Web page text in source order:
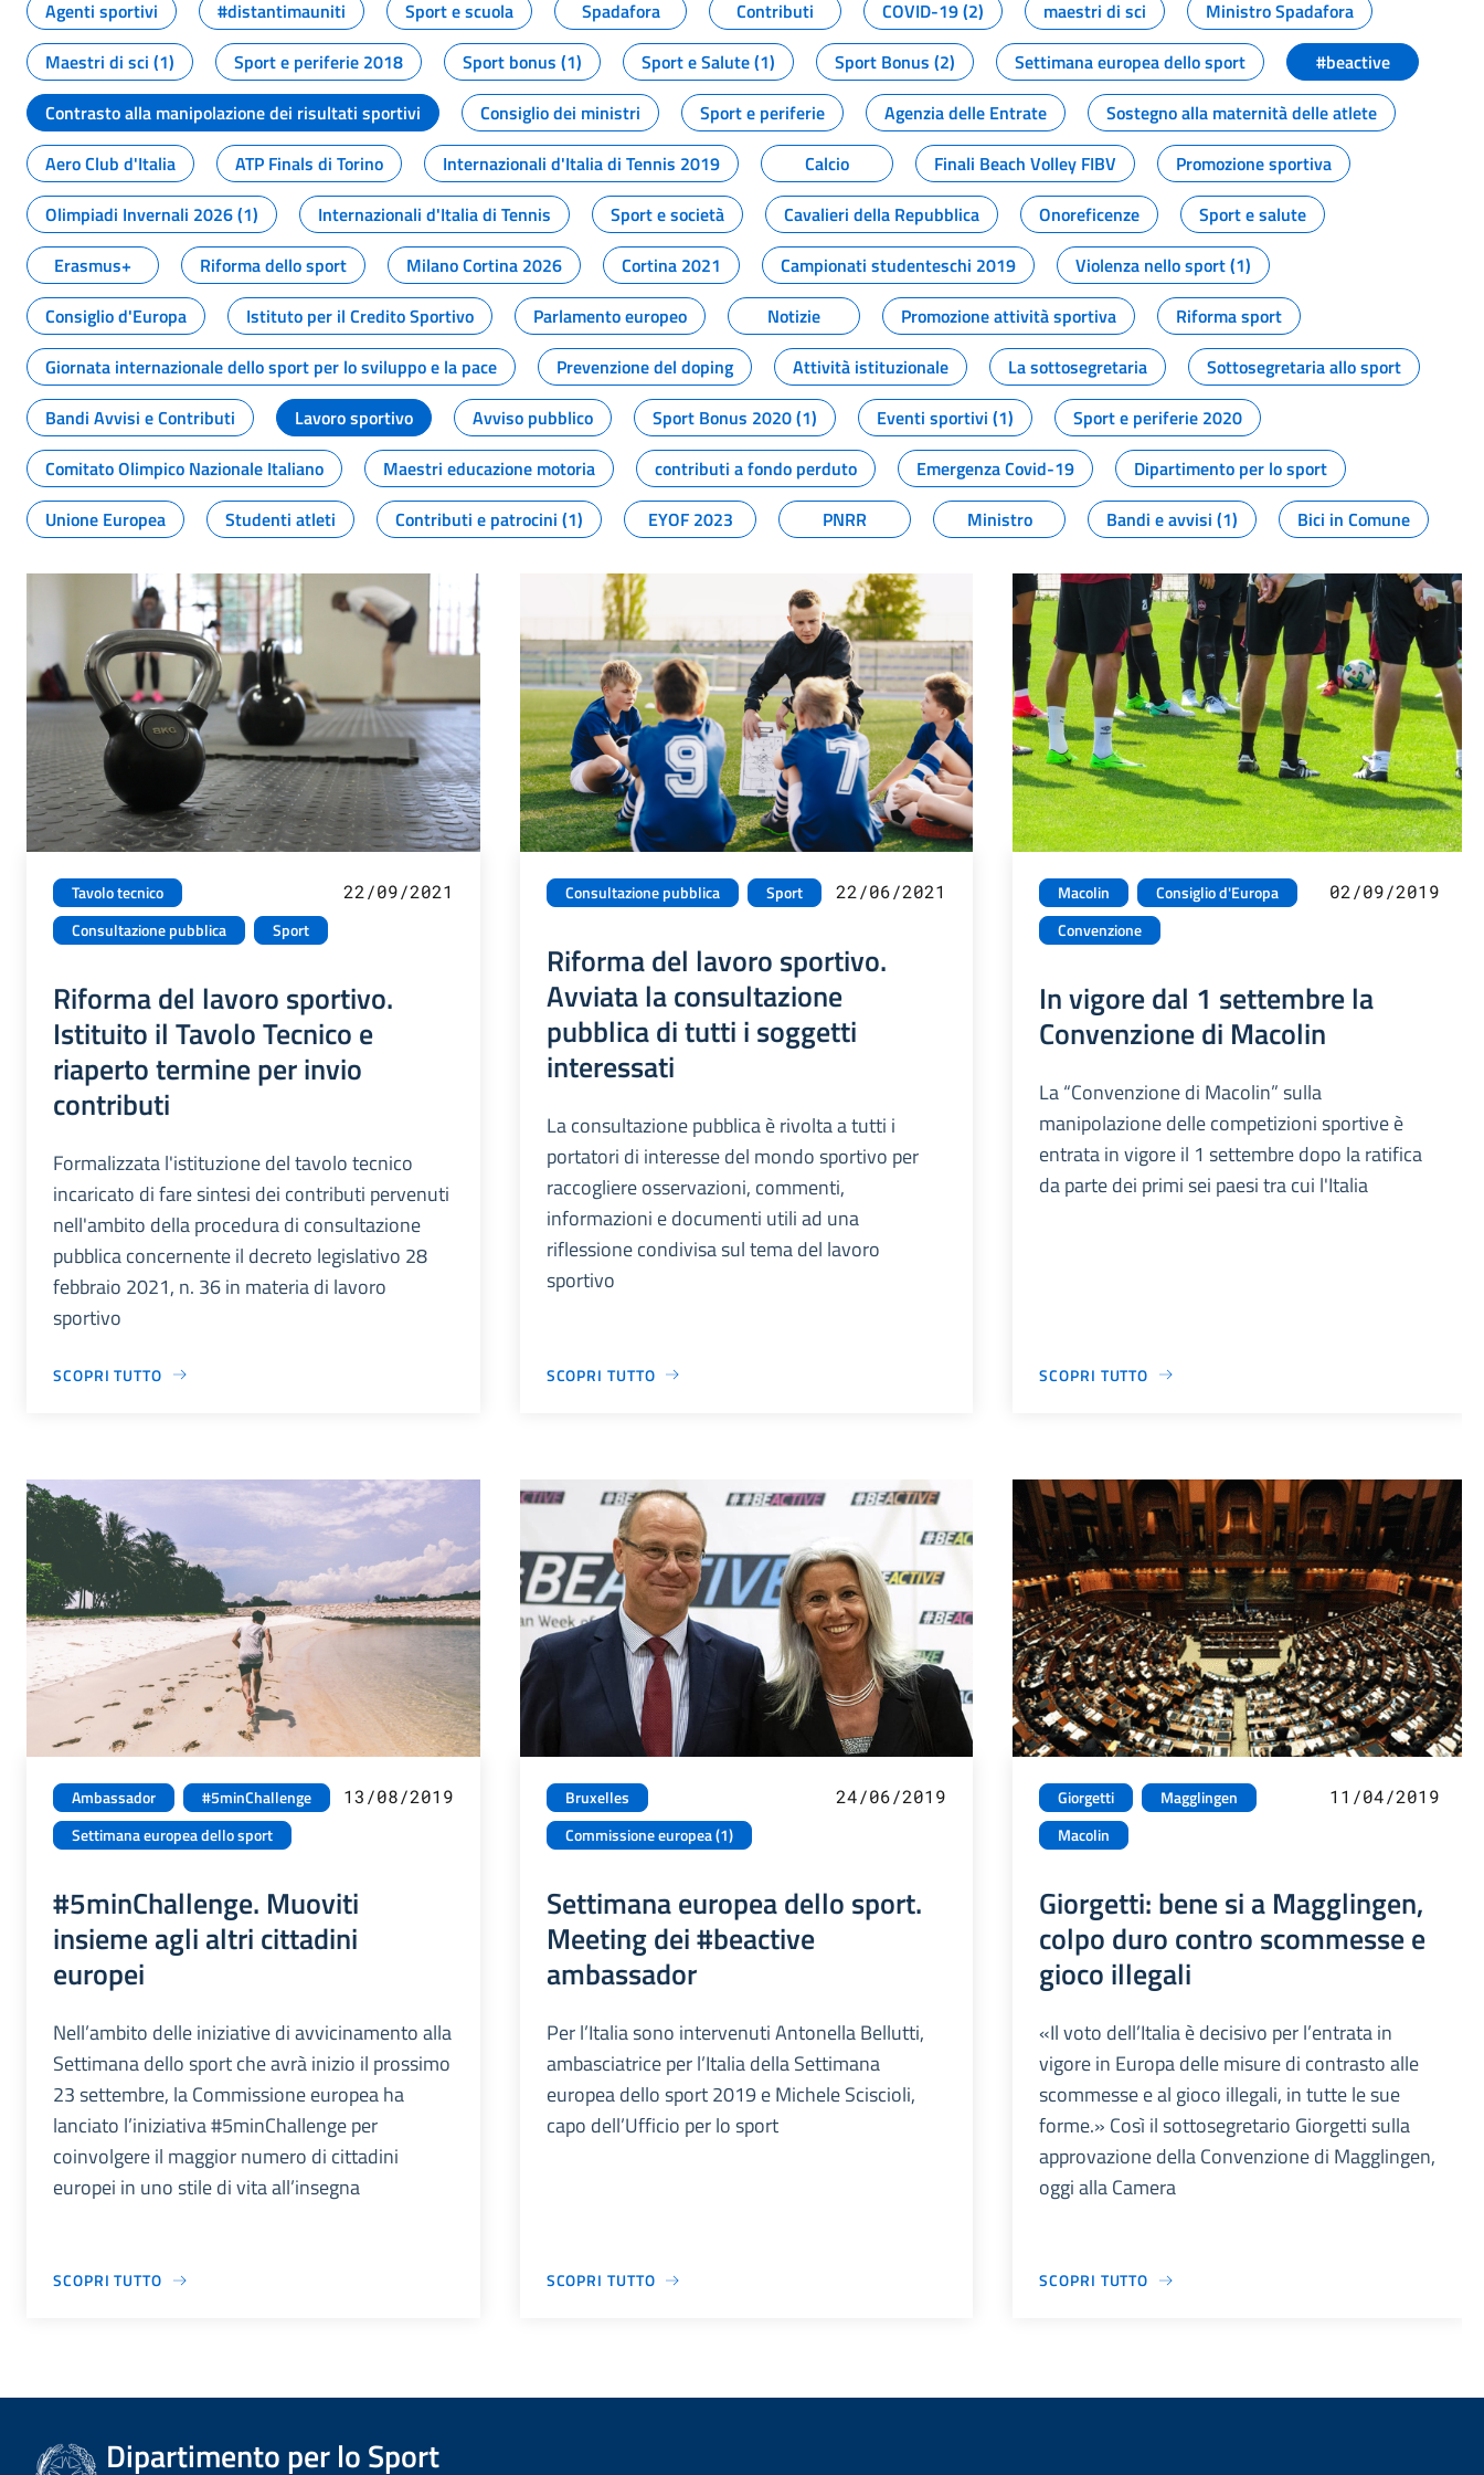
Agenti sportivi
#distantimauniti Sport e scuola Spadafora Contributi COVID-19 (2) maestri di sci
Ministro Spadafora
Maestri di sci (1)
Sport e periferie 2018 Sport bonus (1) Sport e Salute (1) Sport Bonus (2) Settimana europea dello sport
#beactive
Contrasto alla manipolazione dei risultati sportivi
Consiglio dei ministri Sport e periferie Agenzia delle Entrate
Sostegno alla maternità delle atlete
Aero Club d'Italia
ATP Finals di Torino Internazionali d'Italia di Tennis 2019 Calcio Finali Beach Volley FIBV
Promozione sportiva
Olimpiadi Invernali 2026 (1)
Internazionali d'Italia di Tennis Sport e società Cavalieri della Repubblica Onoreficenze
Sport e salute
Erasmus+
Riforma dello sport Milano Cortina 2026 Cortina 2021 Campionati studenteschi 2019
Violenza nello sport (1)
Consiglio d'Europa
Istituto per il Credito Sportivo Parlamento europeo Notizie Promozione attività sportiva
Riforma sport
Giornata internazionale dello sport per lo sviluppo e la pace
Prevenzione del doping Attività istituzionale La sottosegretaria
Sottosegretaria allo sport
Bandi Avvisi e Contributi
Lavoro sportivo Avviso pubblico Sport Bonus 2020 (1) Eventi sportivi (1)
Sport e periferie 2020
Comitato Olimpico Nazionale Italiano
Maestri educazione motoria contributi a fondo perduto Emergenza Covid-19
Dipartimento per lo sport
Unione Europea
Studenti atleti Contributi e patrocini (1) EYOF 2023 PNRR Ministro Bandi e avvisi (1) Bici in Comune
Tavolo tecnico
Consultazione pubblica
Sport
22/09/2021
Riforma del lavoro sportivo.
Istituito il Tavolo Tecnico e
riaperto termine per invio
contributi
Formalizzata l'istituzione del tavolo tecnico
incaricato di fare sintesi dei contributi pervenuti
nell'ambito della procedura di consultazione
pubblica concernente il decreto legislativo 28
febbraio 2021, n. 36 in materia di lavoro
sportivo
SCOPRI TUTTO
Consultazione pubblica Sport 22/06/2021
Riforma del lavoro sportivo.
Avviata la consultazione
pubblica di tutti i soggetti
interessati
La consultazione pubblica è rivolta a tutti i
portatori di interesse del mondo sportivo per
raccogliere osservazioni, commenti,
informazioni e documenti utili ad una
riflessione condivisa sul tema del lavoro
sportivo
SCOPRI TUTTO
Macolin
Consiglio d'Europa
Convenzione
02/09/2019
In vigore dal 1 settembre la
Convenzione di Macolin
La “Convenzione di Macolin” sulla
manipolazione delle competizioni sportive è
entrata in vigore il 1 settembre dopo la ratifica
da parte dei primi sei paesi tra cui l'Italia
SCOPRI TUTTO
Ambassador
#5minChallenge
Settimana europea dello sport
13/08/2019
#5minChallenge. Muoviti
insieme agli altri cittadini
europei
Nell’ambito delle iniziative di avvicinamento alla
Settimana dello sport che avrà inizio il prossimo
23 settembre, la Commissione europea ha
lanciato l’iniziativa #5minChallenge per
coinvolgere il maggior numero di cittadini
europei in uno stile di vita all’insegna
SCOPRI TUTTO
Bruxelles
Commissione europea (1)
24/06/2019
Settimana europea dello sport.
Meeting dei #beactive
ambassador
Per l’Italia sono intervenuti Antonella Bellutti,
ambasciatrice per l’Italia della Settimana
europea dello sport 2019 e Michele Sciscioli,
capo dell’Ufficio per lo sport
SCOPRI TUTTO
Giorgetti
Magglingen
Macolin
11/04/2019
Giorgetti: bene si a Magglingen,
colpo duro contro scommesse e
gioco illegali
«Il voto dell’Italia è decisivo per l’entrata in
vigore in Europa delle misure di contrasto alle
scommesse e al gioco illegali, in tutte le sue
forme.» Così il sottosegretario Giorgetti sulla
approvazione della Convenzione di Magglingen,
oggi alla Camera
SCOPRI TUTTO
Dipartimento per lo Sport